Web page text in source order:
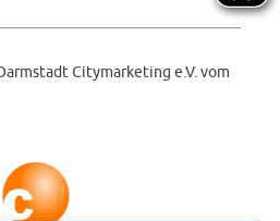
Citymarketing e.V. vom